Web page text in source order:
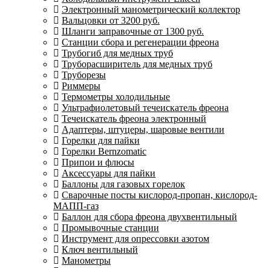
Электронный манометрический коллектор
Вальцовки от 3200 руб.
Шланги заправочные от 1300 руб.
Станции сбора и регенерации фреона
Трубогиб для медных труб
Труборасширитель для медных труб
Труборезы
Риммеры
Термометры холодильные
Ультрафиолетовый течеискатель фреона
Течеискатель фреона электронный
Адаптеры, штуцеры, шаровые вентили
Горелки для пайки
Горелки Bernzomatic
Припои и флюсы
Аксессуары для пайки
Баллоны для газовых горелок
Сварочные посты кислород-пропан, кислород-
МАПП-газ
Баллон для сбора фреона двухвентильный
Промывочные станции
Инструмент для опрессовки азотом
Ключ вентильный
Манометры